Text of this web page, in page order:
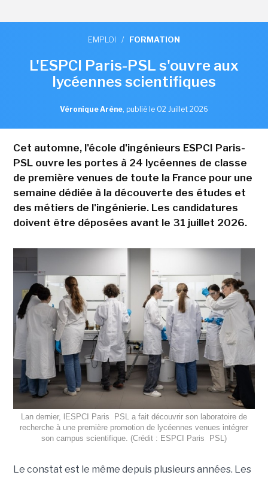
EMPLOI / FORMATION
L'ESPCI Paris-PSL s'ouvre aux
lycéennes scientifiques
Véronique Arène, publié le 02 Juillet 2026
Cet automne, l'école d'ingénieurs ESPCI Paris-
PSL ouvre les portes à 24 lycéennes de classe
de première venues de toute la France pour une
semaine dédiée à la découverte des études et
des métiers de l'ingénierie. Les candidatures
doivent être déposées avant le 31 juillet 2026.
Lan dernier, lESPCI Paris  PSL a fait découvrir son laboratoire de
recherche à une première promotion de lycéennes venues intégrer
son campus scientifique. (Crédit : ESPCI Paris  PSL)
Le constat est le même depuis plusieurs années. Les